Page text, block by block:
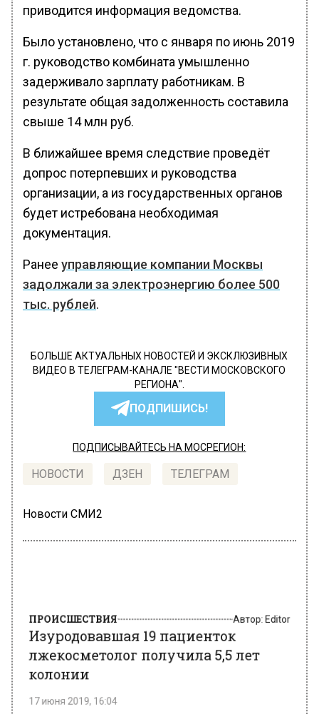
приводится информация ведомства.
Было установлено, что с января по июнь 2019
г. руководство комбината умышленно
задерживало зарплату работникам. В
результате общая задолженность составила
свыше 14 млн руб.
В ближайшее время следствие проведёт
допрос потерпевших и руководства
организации, а из государственных органов
будет истребована необходимая
документация.
Ранее управляющие компании Москвы
задолжали за электроэнергию более 500
тыс. рублей.
БОЛЬШЕ АКТУАЛЬНЫХ НОВОСТЕЙ И ЭКСКЛЮЗИВНЫХ
ВИДЕО В ТЕЛЕГРАМ-КАНАЛЕ "ВЕСТИ МОСКОВСКОГО
РЕГИОНА".
ПОДПИШИСЬ!
ПОДПИСЫВАЙТЕСЬ НА МОСРЕГИОН:
НОВОСТИ ДЗЕН ТЕЛЕГРАМ
Новости СМИ2
лжекосметолог получила 5,5 лет
колонии
17 июня 2019, 16:04
Изуродовавшая 19 московских пациенток